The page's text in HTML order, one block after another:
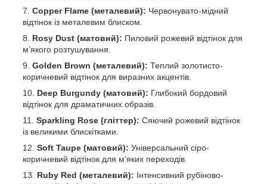
Copper Flame (металевий): Червонувато-мідний
відтінок із металевим блиском.
Rosy Dust (матовий): Пиловий рожевий відтінок для
м’якого розтушування.
Golden Brown (металевий): Теплий золотисто-
коричневий відтінок для виразних акцентів.
Deep Burgundy (матовий): Глибокий бордовий
відтінок для драматичних образів.
Sparkling Rose (гліттер): Сяючий рожевий відтінок
із великими блискітками.
Soft Taupe (матовий): Універсальний сіро-
коричневий відтінок для м’яких переходів.
Ruby Red (металевий): Інтенсивний рубіново-